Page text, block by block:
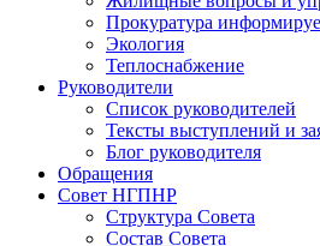
Прокуратура
Экология
Теплоснабжение
Руководители
Список руководителей
Тексты выступлений и
Блог руководителя
Обращения
Совет НГПНР
Структура Совета
Состав Совета